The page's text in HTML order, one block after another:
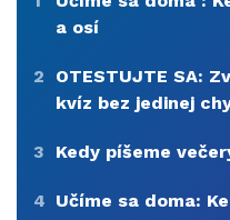
a osí
2
OTESTUJTE SA:
kvíz bez jedinej
3 Kedy píšeme
4 Učíme sa doma: